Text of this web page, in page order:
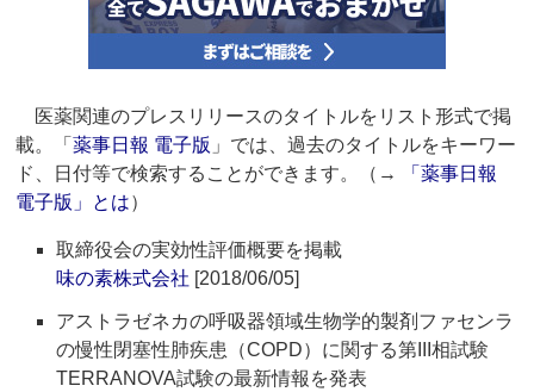
医薬関連のプレスリリースのタイトルをリスト形式で掲
載。「薬事日報 電子版 」では、過去のタイトルをキーワー
ド、日付等で検索することができます。（→
「薬事日報
電子版」とは）
取締役会の実効性評価概要を掲載
味の素株式会社 [2018/06/05]
アストラゼネカの呼吸器領域生物学的製剤ファセンラ
の慢性閉塞性肺疾患（COPD）に関する第III相試験
TERRANOVA試験の最新情報を発表